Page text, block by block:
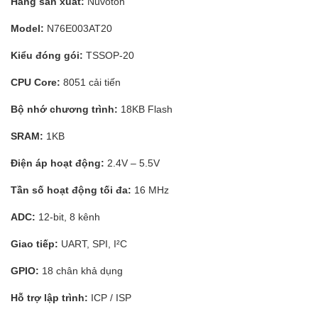
Model: N76E003AT20
Kiểu đóng gói: TSSOP-20
CPU Core: 8051 cải tiến
Bộ nhớ chương trình: 18KB Flash
SRAM: 1KB
Điện áp hoạt động: 2.4V – 5.5V
Tần số hoạt động tối đa: 16 MHz
ADC: 12-bit, 8 kênh
Giao tiếp: UART, SPI, I²C
GPIO: 18 chân khả dụng
Hỗ trợ lập trình: ICP / ISP